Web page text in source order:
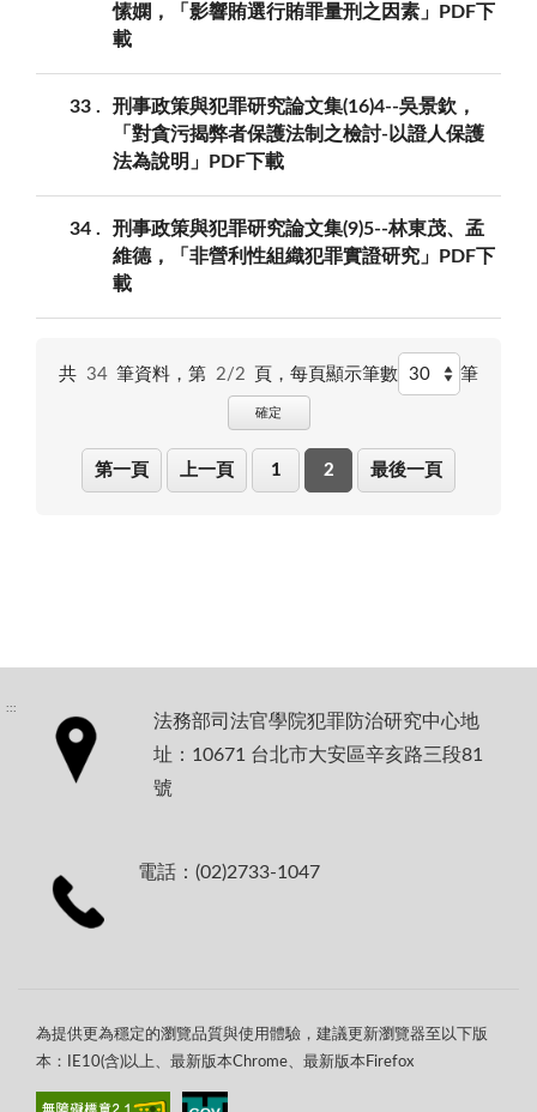
愫嫻，「影響賄選行賄罪量刑之因素」PDF下
載
33
刑事政策與犯罪研究論文集(16)4--吳景欽，
「對貪污揭弊者保護法制之檢討-以證人保護
法為說明」PDF下載
34
刑事政策與犯罪研究論文集(9)5--林東茂、孟
維德，「非營利性組織犯罪實證研究」PDF下
載
共 34 筆資料，第 2/2 頁，每頁顯示筆數 筆
確定
第一頁 上一頁 1 2 最後一頁
:::
法務部司法官學院犯罪防治研究中心地
址：10671 台北市大安區辛亥路三段81
號
電話：(02)2733-1047
為提供更為穩定的瀏覽品質與使用體驗，建議更新瀏覽器至以下版
本：IE10(含)以上、最新版本Chrome、最新版本Firefox